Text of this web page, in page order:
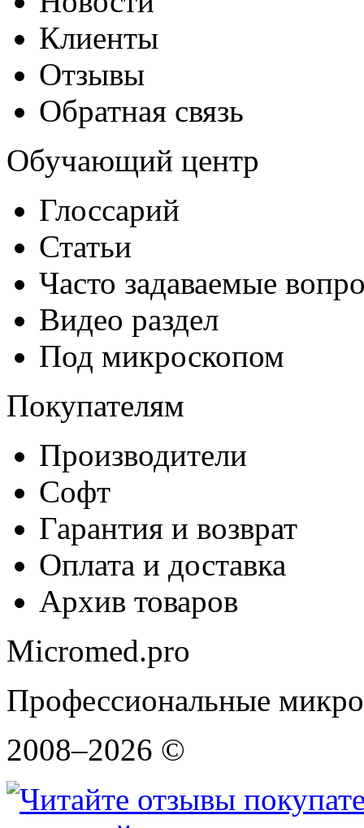
Клиенты
Отзывы
Обратная связь
Обучающий центр
Глоссарий
Статьи
Часто задаваемые
Видео раздел
Под микроскопом
Покупателям
Производители
Софт
Гарантия и возврат
Оплата и доставка
Архив товаров
Micromed.pro
Профессиональные
2008–2026 ©